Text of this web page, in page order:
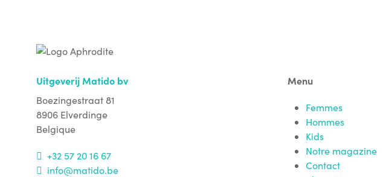
Uitgeverij Matido bv
Boezingestraat 81
8906 Elverdinge
Belgique
+32 57 20 16 67
info@matido.be
Menu
Femmes
Hommes
Kids
Notre magazine
Contact